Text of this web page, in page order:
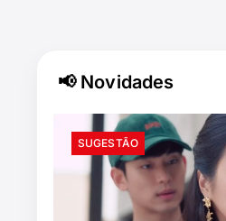
📢 Novidades
SUGESTÃO